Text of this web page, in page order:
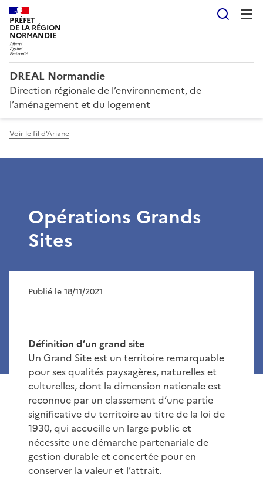
PRÉFET
DE LA RÉGION
NORMANDIE
DREAL Normandie
Direction régionale de l’environnement, de
l’aménagement et du logement
Voir le fil d'Ariane
Opérations Grands
Sites
Publié le 18/11/2021
Définition d’un grand site
Un Grand Site est un territoire remarquable
pour ses qualités paysagères, naturelles et
culturelles, dont la dimension nationale est
reconnue par un classement d’une partie
significative du territoire au titre de la loi de
1930, qui accueille un large public et
nécessite une démarche partenariale de
gestion durable et concertée pour en
conserver la valeur et l’attrait.